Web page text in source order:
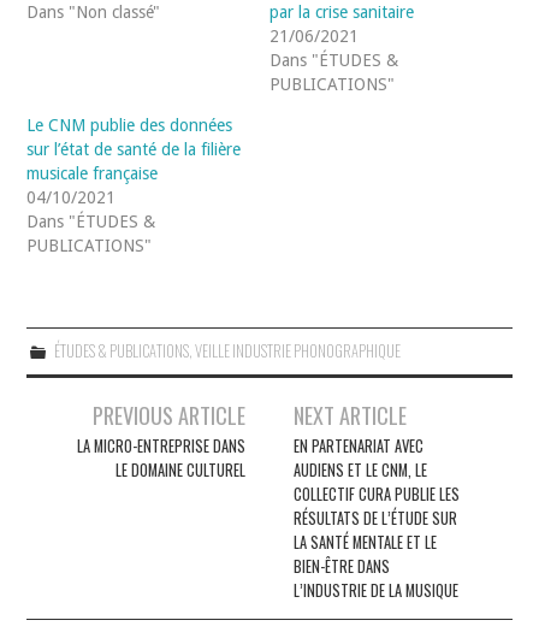
Dans "Non classé"
par la crise sanitaire
21/06/2021
Dans "ÉTUDES &
PUBLICATIONS"
Le CNM publie des données
sur l’état de santé de la filière
musicale française
04/10/2021
Dans "ÉTUDES &
PUBLICATIONS"
ÉTUDES & PUBLICATIONS,VEILLE INDUSTRIE PHONOGRAPHIQUE
NavigationPREVIOUS ARTICLE
LA MICRO-ENTREPRISE DANS
LE DOMAINE CULTUREL
NEXT ARTICLE
EN PARTENARIAT AVEC
AUDIENS ET LE CNM, LE
COLLECTIF CURA PUBLIE LES
RÉSULTATS DE L’ÉTUDE SUR
LA SANTÉ MENTALE ET LE
BIEN-ÊTRE DANS
L’INDUSTRIE DE LA MUSIQUE